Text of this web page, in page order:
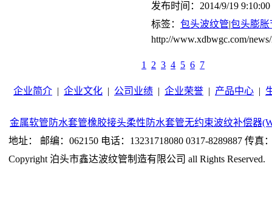
发布时间：2014/9/19 9:10:00
标签： 包头波纹管|包头膨胀
http://www.xdbwgc.com/
1 2 3 4 5 6 7
企业简介 | 企业文化 | 公司业绩 | 企业荣誉 | 产品中心 |
金属软管 防水套管橡胶接头柔性防水套管无约束波纹补偿器
地址： 邮编：062150 电话：13231718080 0317-8289887 传真
Copyright 泊头市鑫达波纹管制造有限公司 all Rights Reserved.